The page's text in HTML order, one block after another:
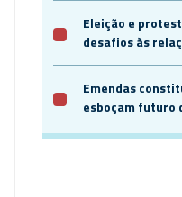
Eleição e
desafios às
Emendas
esboçam futuro